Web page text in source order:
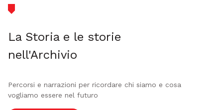
La Storia e le storie
nell'Archivio
Percorsi e narrazioni per ricordare chi siamo e cosa
vogliamo essere nel futuro